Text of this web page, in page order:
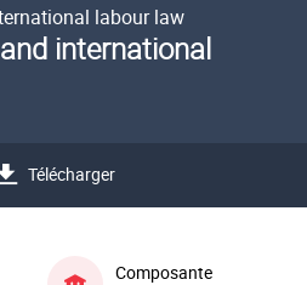
labour law
international
Télécharger
Composante